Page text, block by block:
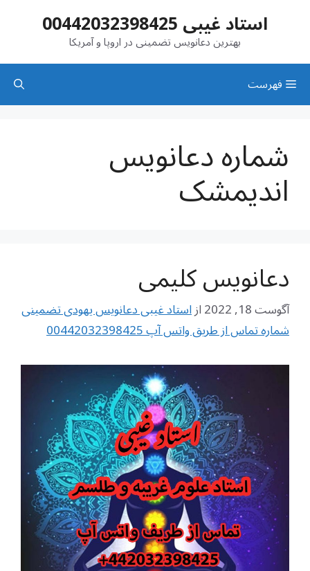
استاد غیبی 00442032398425
بهترین دعانویس تضمینی در اروپا و آمریکا
فهرست
شماره دعانویس
اندیمشک
دعانویس کلیمی
آگوست 18, 2022 ازاستاد غیبی دعانویس یهودی تضمینی
شماره تماس از طریق واتس آپ 00442032398425